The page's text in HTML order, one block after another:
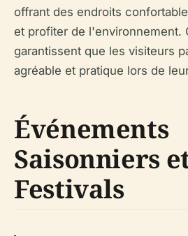
offrant des endroits
et profiter de l'environnement.
garantissent que les visiteurs
agréable et pratique lors de
Événements
Saisonniers
Festivals